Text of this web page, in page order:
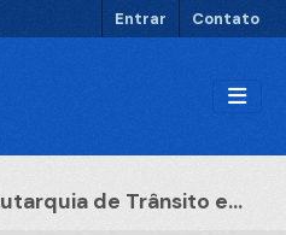
Entrar Contato
de Trânsito e...